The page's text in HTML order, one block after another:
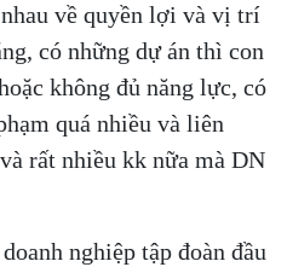
về quyền lợi và vị trí
có những dự án thì con
không đủ năng lực, có
quá nhiều và liên
rất nhiều kk nữa mà DN
nghiệp tập đoàn đầu